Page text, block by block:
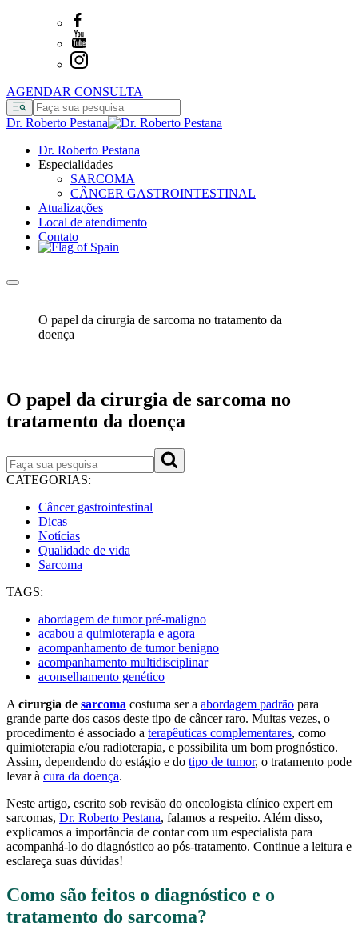
AGENDAR CONSULTA
Dr. Roberto Pestana
Dr. Roberto Pestana
Especialidades
SARCOMA
CÂNCER GASTROINTESTINAL
Atualizações
Local de atendimento
Contato
O papel da cirurgia de sarcoma no tratamento da
doença
O papel da cirurgia de sarcoma no
tratamento da doença
CATEGORIAS:
Câncer gastrointestinal
Dicas
Notícias
Qualidade de vida
Sarcoma
TAGS:
abordagem de tumor pré-maligno
acabou a quimioterapia e agora
acompanhamento de tumor benigno
acompanhamento multidisciplinar
aconselhamento genético
A cirurgia de sarcoma costuma ser a abordagem padrão para
grande parte dos casos deste tipo de câncer raro. Muitas vezes, o
procedimento é associado a terapêuticas complementares, como
quimioterapia e/ou radioterapia, e possibilita um bom prognóstico.
Assim, dependendo do estágio e do tipo de tumor, o tratamento pode
levar à cura da doença.
Neste artigo, escrito sob revisão do oncologista clínico expert em
sarcomas, Dr. Roberto Pestana, falamos a respeito. Além disso,
explicamos a importância de contar com um especialista para
acompanhá-lo do diagnóstico ao pós-tratamento. Continue a leitura e
esclareça suas dúvidas!
Como são feitos o diagnóstico e o
tratamento do sarcoma?